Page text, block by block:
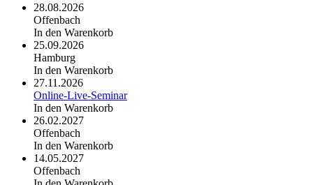
28.08.2026
Offenbach
In den Warenkorb
25.09.2026
Hamburg
In den Warenkorb
27.11.2026
Online-Live-Seminar
In den Warenkorb
26.02.2027
Offenbach
In den Warenkorb
14.05.2027
Offenbach